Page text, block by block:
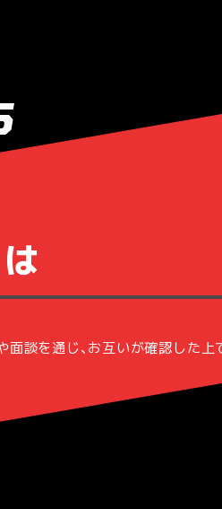
談を通じ、お互いが確認した